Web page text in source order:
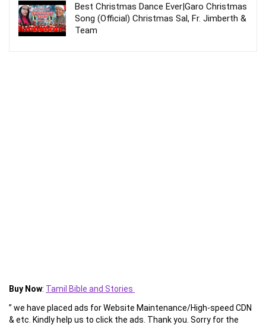
Best Christmas Dance Ever|Garo Christmas
Song (Official) Christmas Sal, Fr. Jimberth &
Team
Buy Now: Tamil Bible and Stories
” we have placed ads for Website Maintenance/High-speed CDN
& etc. Kindly help us to click the ads. Thank you. Sorry for the